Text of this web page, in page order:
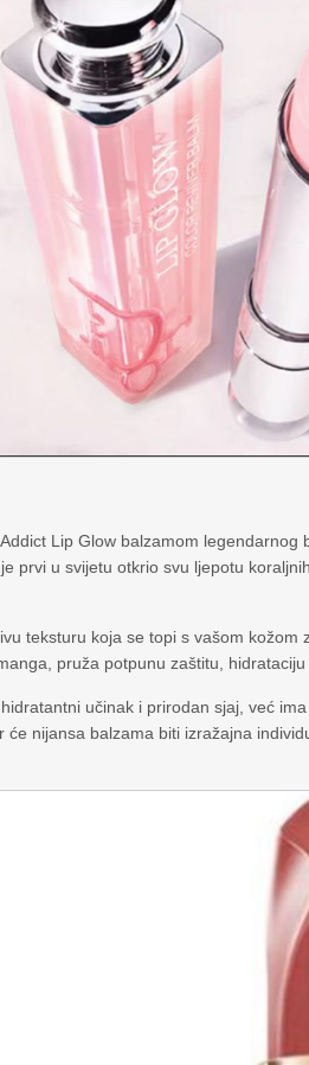
Lip Glow balzamom legendarnog
prvi u svijetu otkrio svu ljepotu
teksturu koja se topi s vašom
pruža potpunu zaštitu,
učinak i prirodan sjaj, već
nijansa balzama biti izražajna